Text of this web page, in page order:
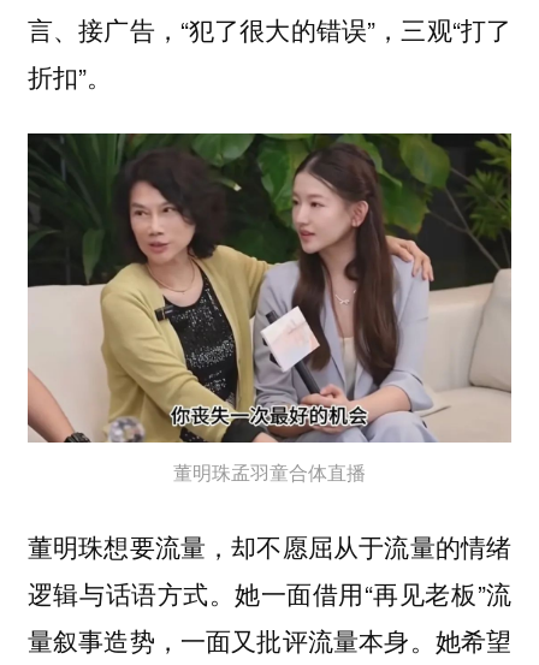
言、接广告，“犯了很大的错误”，三观“打了
折扣”。
董明珠孟羽童合体直播
董明珠想要流量，却不愿屈从于流量的情绪
逻辑与话语方式。她一面借用“再见老板”流
量叙事造势，一面又批评流量本身。她希望